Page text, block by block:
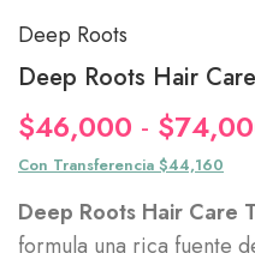
Deep Roots
Deep Roots Hair
$46,000 - $
Con Transferencia $44,160
Deep Roots Hair Care
formula una rica fuente